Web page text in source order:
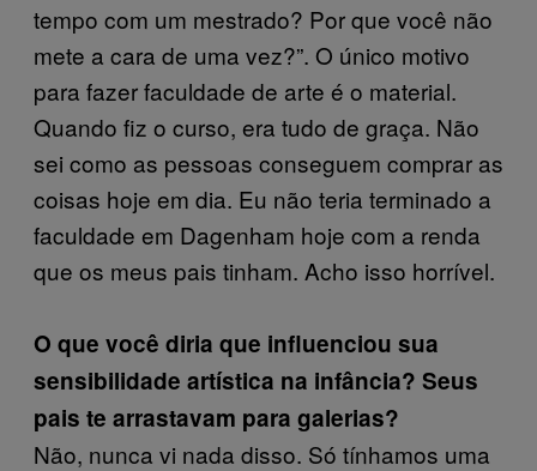
tempo com um mestrado? Por que você não
mete a cara de uma vez?”. O único motivo
para fazer faculdade de arte é o material.
Quando fiz o curso, era tudo de graça. Não
sei como as pessoas conseguem comprar as
coisas hoje em dia. Eu não teria terminado a
faculdade em Dagenham hoje com a renda
que os meus pais tinham. Acho isso horrível.
O que você diria que influenciou sua
sensibilidade artística na infância? Seus
pais te arrastavam para galerias?
Não, nunca vi nada disso. Só tínhamos uma